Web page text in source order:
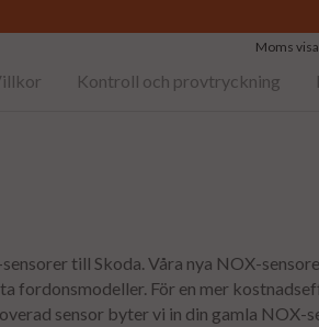
Moms
Kontroll och provtryckning
till Skoda. Våra nya NOX-
fordonsmodeller. För en mer
sensor byter vi in din gamla